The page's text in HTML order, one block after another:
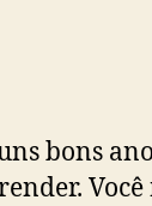
bons